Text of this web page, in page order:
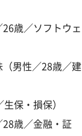
歳／ソフトウェ
男性／28歳／建
保・損保）
歳／金融・証